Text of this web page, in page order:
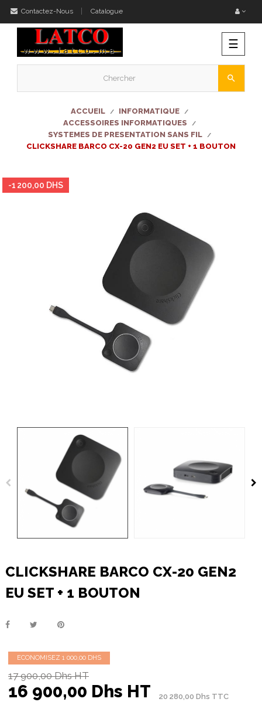
Contactez-Nous Catalogue
la
☰
search
ACCUEIL
INFORMATIQUE
ACCESSOIRES INFORMATIQUES
SYSTEMES DE PRESENTATION SANS FIL
CLICKSHARE BARCO CX-20 GEN2 EU SET + 1 BOUTON
-1 200,00 DHS
CLICKSHARE BARCO CX-20 GEN2
EU SET + 1 BOUTON
ECONOMISEZ 1 000,00 DHS
17 900,00 Dhs HT
16 900,00 Dhs HT 20 280,00 Dhs TTC